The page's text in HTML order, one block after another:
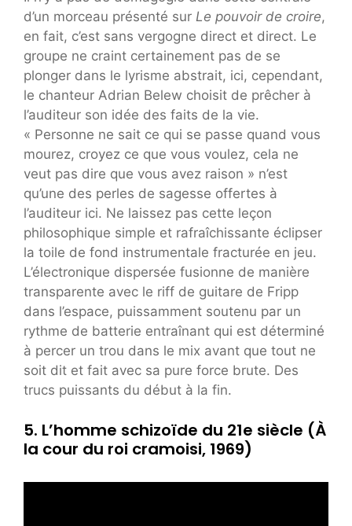
d’un morceau présenté sur Le pouvoir de croire,
en fait, c’est sans vergogne direct et direct. Le
groupe ne craint certainement pas de se
plonger dans le lyrisme abstrait, ici, cependant,
le chanteur Adrian Belew choisit de prêcher à
l’auditeur son idée des faits de la vie.
« Personne ne sait ce qui se passe quand vous
mourez, croyez ce que vous voulez, cela ne
veut pas dire que vous avez raison » n’est
qu’une des perles de sagesse offertes à
l’auditeur ici. Ne laissez pas cette leçon
philosophique simple et rafraîchissante éclipser
la toile de fond instrumentale fracturée en jeu.
L’électronique dispersée fusionne de manière
transparente avec le riff de guitare de Fripp
dans l’espace, puissamment soutenu par un
rythme de batterie entraînant qui est déterminé
à percer un trou dans le mix avant que tout ne
soit dit et fait avec sa pure force brute. Des
trucs puissants du début à la fin.
5. L’homme schizoïde du 21e siècle (À
la cour du roi cramoisi, 1969)